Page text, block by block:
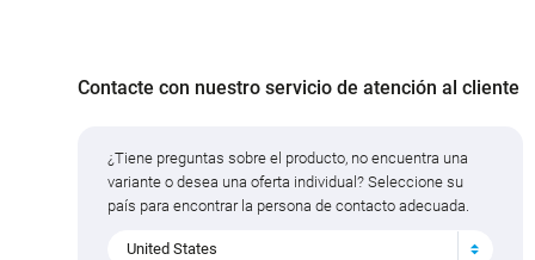
Contacte con nuestro servicio de atención al cliente
¿Tiene preguntas sobre el producto, no encuentra una
variante o desea una oferta individual? Seleccione su
país para encontrar la persona de contacto adecuada.
United States